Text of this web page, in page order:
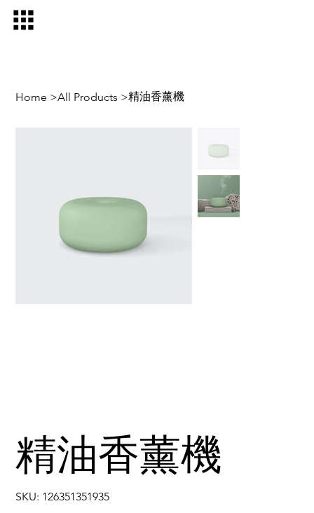
Home >All Products >精油香薰機
精油香薰機
SKU: SKU
126351351935
126351351935